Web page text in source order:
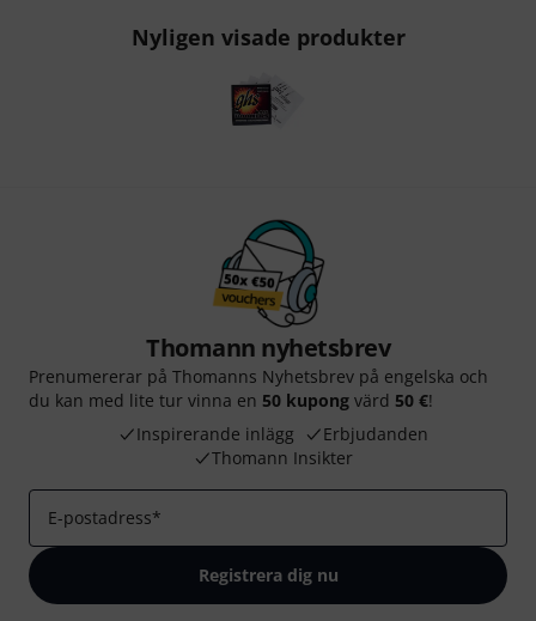
Nyligen visade produkter
Thomann nyhetsbrev
Prenumererar på Thomanns Nyhetsbrev på engelska och
du kan med lite tur vinna en 50 kupong värd 50 €!
Inspirerande inlägg
Erbjudanden
Thomann Insikter
E-postadress*
Registrera dig nu